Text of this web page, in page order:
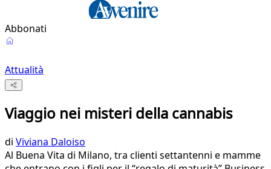
Abbonati
Attualità
Viaggio nei misteri della cannabis
di Viviana Daloiso
Al Buena Vita di Milano, tra clienti settantenni e mamme